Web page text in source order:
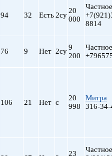
94 32 Есть 2су
20
000
8814
76 9 Нет 2су9
200
106 21 Нет с
20
998
Митра
316-34-
23